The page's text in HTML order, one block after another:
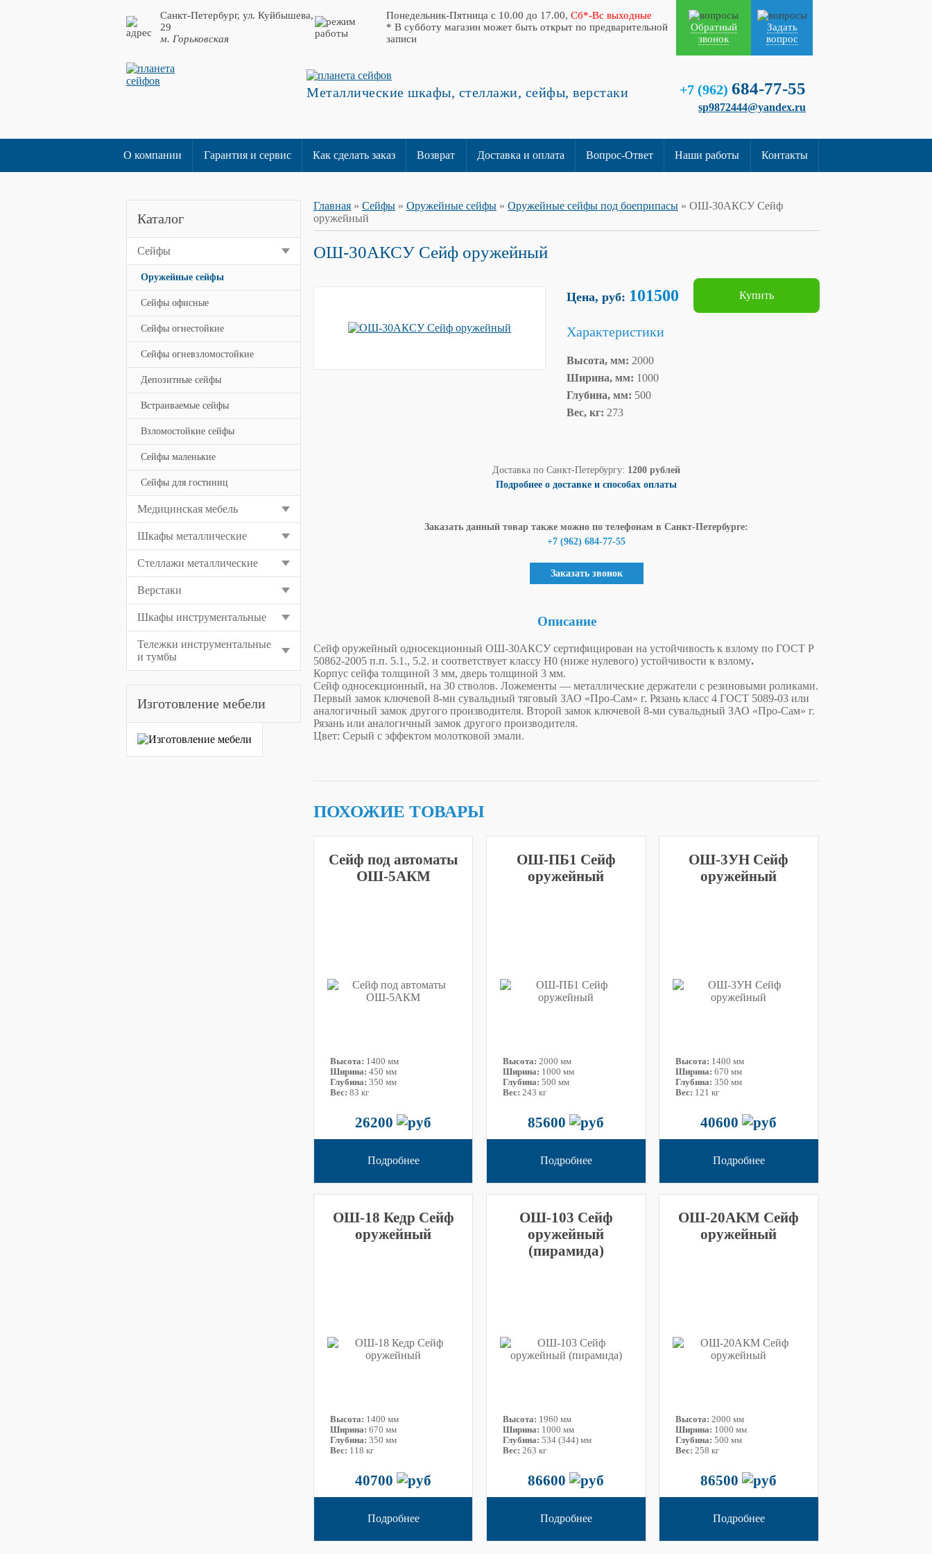
Санкт-Петербург, ул. Куйбышева,
29
м. Горьковская
Понедельник-Пятница с 10.00 до 17.00, Сб*-Вс выходные
* В субботу магазин может быть открыт по предварительной
записи
Обратный
звонок
Задать
вопрос
Металлические шкафы, стеллажи, сейфы, верстаки +7 (962) 684-77-55
sp9872444@yandex.ru
О компании Гарантия и сервис Как сделать заказ Возврат Доставка и оплата Вопрос-Ответ Наши работы Контакты
Каталог
Сейфы
Оружейные сейфы
Сейфы офисные
Сейфы огнестойкие
Сейфы огневзломостойкие
Депозитные сейфы
Встраиваемые сейфы
Взломостойкие сейфы
Сейфы маленькие
Сейфы для гостиниц
Медицинская мебель
Шкафы металлические
Стеллажи металлические
Верстаки
Шкафы инструментальные
Тележки инструментальные
и тумбы
Изготовление мебели
Главная » Сейфы » Оружейные сейфы » Оружейные сейфы под боеприпасы » ОШ-30АКСУ Сейф
оружейный
ОШ-30АКСУ Сейф оружейный
Цена, руб: 101500 Купить
Характеристики
Высота, мм: 2000
Ширина, мм: 1000
Глубина, мм: 500
Вес, кг: 273
Доставка по Санкт-Петербургу: 1200 рублей
Подробнее о доставке и способах оплаты
Заказать данный товар также можно по телефонам в Санкт-Петербурге:
+7 (962) 684-77-55
Заказать звонок
Описание
Сейф оружейный односекционный ОШ-30АКСУ сертифицирован на устойчивость к взлому по ГОСТ Р
50862-2005 п.п. 5.1., 5.2. и соответствует классу Н0 (ниже нулевого) устойчивости к взлому.
Корпус сейфа толщиной 3 мм, дверь толщиной 3 мм.
Сейф односекционный, на 30 стволов. Ложементы — металлические держатели с резиновыми роликами.
Первый замок ключевой 8-ми сувальдный тяговый ЗАО «Про-Сам» г. Рязань класс 4 ГОСТ 5089-03 или
аналогичный замок другого производителя. Второй замок ключевой 8-ми сувальдный ЗАО «Про-Сам» г.
Рязань или аналогичный замок другого производителя.
Цвет: Серый с эффектом молотковой эмали.
ПОХОЖИЕ ТОВАРЫ
Сейф под автоматы
ОШ-5АКМ
Высота: 1400 мм
Ширина: 450 мм
Глубина: 350 мм
Вес: 83 кг
26200
Подробнее
ОШ-ПБ1 Сейф
оружейный
Высота: 2000 мм
Ширина: 1000 мм
Глубина: 500 мм
Вес: 243 кг
85600
Подробнее
ОШ-3УН Сейф
оружейный
Высота: 1400 мм
Ширина: 670 мм
Глубина: 350 мм
Вес: 121 кг
40600
Подробнее
ОШ-18 Кедр Сейф
оружейный
Высота: 1400 мм
Ширина: 670 мм
Глубина: 350 мм
Вес: 118 кг
40700
Подробнее
ОШ-103 Сейф
оружейный
(пирамида)
Высота: 1960 мм
Ширина: 1000 мм
Глубина: 534 (344) мм
Вес: 263 кг
86600
Подробнее
ОШ-20АКМ Сейф
оружейный
Высота: 2000 мм
Ширина: 1000 мм
Глубина: 500 мм
Вес: 258 кг
86500
Подробнее